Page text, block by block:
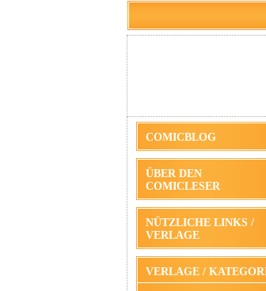
COMICBLOG
ÜBER DEN
COMICLESER
NÜTZLICHE LINKS /
VERLAGE
VERLAGE /